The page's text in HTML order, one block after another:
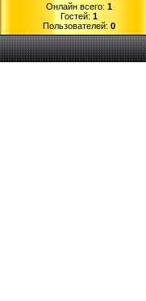
Онлайн всего: 1
Гостей: 1
Пользователей: 0